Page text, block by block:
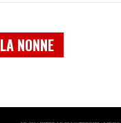
LA NONNE